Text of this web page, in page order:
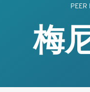
PEER
梅